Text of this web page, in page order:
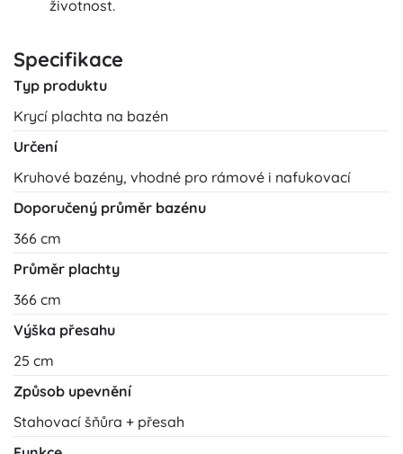
životnost.
Specifikace
Typ produktu
Krycí plachta na bazén
Určení
Kruhové bazény, vhodné pro rámové i nafukovací
Doporučený průměr bazénu
366 cm
Průměr plachty
366 cm
Výška přesahu
25 cm
Způsob upevnění
Stahovací šňůra + přesah